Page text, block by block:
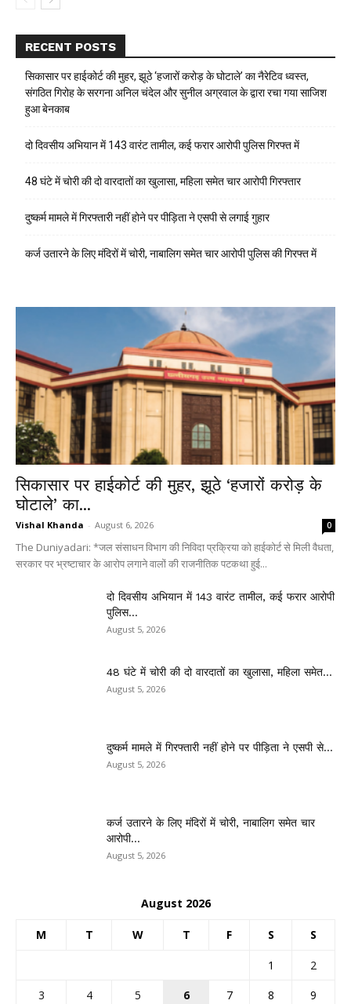
RECENT POSTS
सिकासार पर हाईकोर्ट की मुहर, झूठे ‘हजारों करोड़ के घोटाले’ का नैरेटिव ध्वस्त,
संगठित गिरोह के सरगना अनिल चंदेल और सुनील अग्रवाल के द्वारा रचा गया साजिश
हुआ बेनकाब
दो दिवसीय अभियान में 143 वारंट तामील, कई फरार आरोपी पुलिस गिरफ्त में
48 घंटे में चोरी की दो वारदातों का खुलासा, महिला समेत चार आरोपी गिरफ्तार
दुष्कर्म मामले में गिरफ्तारी नहीं होने पर पीड़िता ने एसपी से लगाई गुहार
कर्ज उतारने के लिए मंदिरों में चोरी, नाबालिग समेत चार आरोपी पुलिस की गिरफ्त में
सिकासार पर हाईकोर्ट की मुहर, झूठे ‘हजारों करोड़ के
घोटाले’ का...
Vishal Khanda - August 6, 2026 0
The Duniyadari: *जल संसाधन विभाग की निविदा प्रक्रिया को हाईकोर्ट से मिली वैधता,
सरकार पर भ्रष्टाचार के आरोप लगाने वालों की राजनीतिक पटकथा हुई...
दो दिवसीय अभियान में 143 वारंट तामील, कई फरार आरोपी
पुलिस...
August 5, 2026
48 घंटे में चोरी की दो वारदातों का खुलासा, महिला समेत...
August 5, 2026
दुष्कर्म मामले में गिरफ्तारी नहीं होने पर पीड़िता ने एसपी से...
August 5, 2026
कर्ज उतारने के लिए मंदिरों में चोरी, नाबालिग समेत चार
आरोपी...
August 5, 2026
August 2026
M T W T F S S
1
2
3
4 5 6 7 8
9